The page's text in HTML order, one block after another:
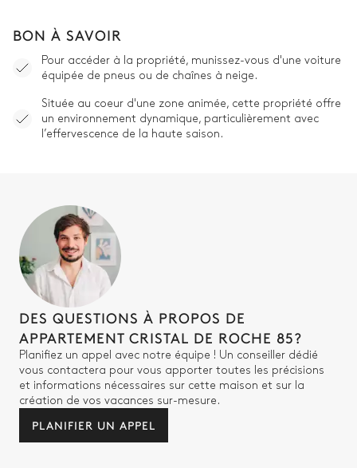
Chambre 3
WC séparés de la salle de
bain
Vasque double
Buanderie
Machine à laver
Sèche linge
Fer à repasser
Table à repasser
WC indépendant
BON À SAVOIR
Pour accéder à la propriété, munissez-vous d'une voiture
équipée de pneus ou de chaînes à neige.
Située au coeur d'une zone animée, cette propriété offre
un environnement dynamique, particulièrement avec
l’effervescence de la haute saison.
DES QUESTIONS À PROPOS DE
APPARTEMENT CRISTAL DE ROCHE 85?
Planifiez un appel avec notre équipe ! Un conseiller dédié
vous contactera pour vous apporter toutes les précisions
et informations nécessaires sur cette maison et sur la
création de vos vacances sur-mesure.
PLANIFIER UN APPEL